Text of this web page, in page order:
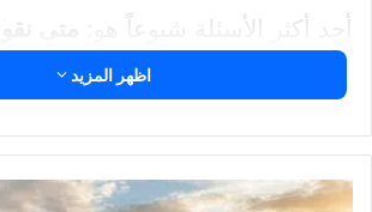
أحد أكثر الأسئلة شيوعاً هو:
متى
متى تقال اذكار الصباح
التالية:
اظهر المزيد
كيفية